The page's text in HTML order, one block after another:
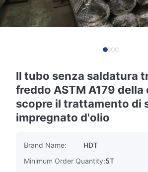
Il tubo senza saldatura
freddo ASTM A179 della
scopre il trattamento di
impregnato d'olio
Brand Name:
HDT
Minimum Order Quantity:5T